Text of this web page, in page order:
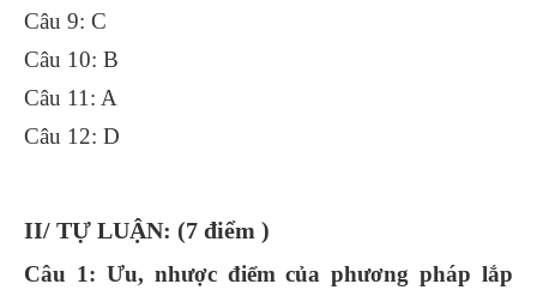
Câu 9: C
Câu 10: B
Câu 11: A
Câu 12: D
II/ TỰ LUẬN: (7 điểm )
Câu 1: Ưu, nhược điểm của phương pháp lắp